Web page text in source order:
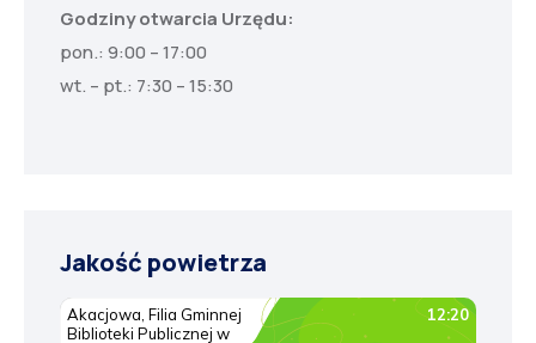
Godziny otwarcia Urzędu:
pon.: 9:00 – 17:00
wt. – pt.: 7:30 – 15:30
Jakość powietrza